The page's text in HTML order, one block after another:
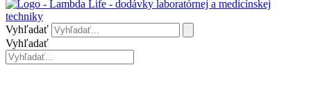
Vyhľadať
Vyhľadať